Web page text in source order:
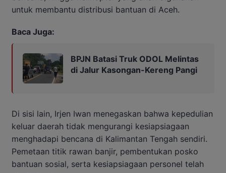
untuk membantu distribusi bantuan di Aceh.
Baca Juga:
BPJN Batasi Truk ODOL Melintas
di Jalur Kasongan-Kereng Pangi
Di sisi lain, Irjen Iwan menegaskan bahwa kepedulian
keluar daerah tidak mengurangi kesiapsiagaan
menghadapi bencana di Kalimantan Tengah sendiri.
Pemetaan titik rawan banjir, pembentukan posko
bantuan sosial, serta kesiapsiagaan personel telah